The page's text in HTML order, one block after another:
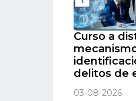
Curso a
delitos de
03-08-2026